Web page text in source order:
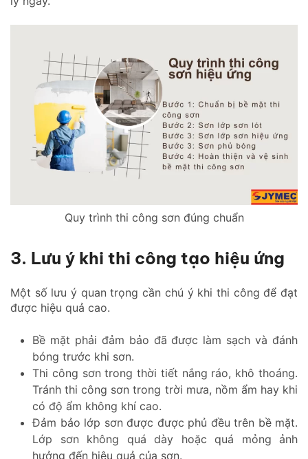
Quy trình thi công sơn đúng chuẩn
3. Lưu ý khi thi công tạo hiệu ứng
Một số lưu ý quan trọng cần chú ý khi thi công để đạt
được hiệu quả cao.
Bề mặt phải đảm bảo đã được làm sạch và đánh
bóng trước khi sơn.
Thi công sơn trong thời tiết nắng ráo, khô thoáng.
Tránh thi công sơn trong trời mưa, nồm ẩm hay khi
có độ ẩm không khí cao.
Đảm bảo lớp sơn được được phủ đều trên bề mặt.
Lớp sơn không quá dày hoặc quá mỏng ảnh
hưởng đến hiệu quả của sơn.